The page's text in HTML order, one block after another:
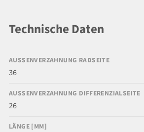
Technische Daten
AUSSENVERZAHNUNG RADSEITE
36
AUSSENVERZAHNUNG DIFFERENZIALSEITE
26
LÄNGE [MM]